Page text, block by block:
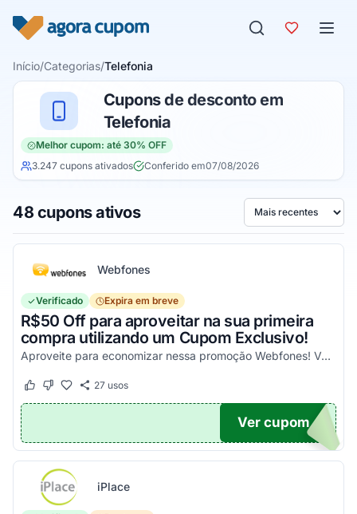
Início/Categorias/Telefonia
Cupons de desconto em
Telefonia
Melhor cupom: até 30% OFF
3.247 cupons ativados
Conferido em07/08/2026
48 cupons ativos Ordenar por
Webfones
Verificado Expira em breve
R$50 Off para aproveitar na sua primeira
compra utilizando um Cupom Exclusivo!
Aproveite para economizar nessa promoção Webfones! Válido em compras de valor acima de R$750!
Este cupom funcionou
Este cupom não funcionou
27usos
UPOM
Ver cupom
iPlace